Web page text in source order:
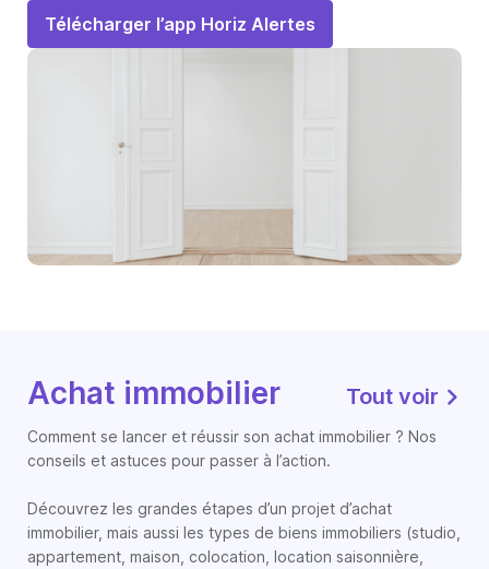
Télécharger l’app Horiz Alertes
Achat immobilier Tout voir
Comment se lancer et réussir son achat immobilier ? Nos
conseils et astuces pour passer à l’action.
Découvrez les grandes étapes d’un projet d’achat
immobilier, mais aussi les types de biens immobiliers (studio,
appartement, maison, colocation, location saisonnière,